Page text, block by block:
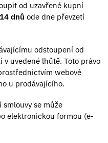
od uzavřené kupní
dnů ode dne převzetí
odstoupení od
v uvedené lhůtě. Toto právo
webové
u prodávajícího.
se může
elektronickou formou (e-